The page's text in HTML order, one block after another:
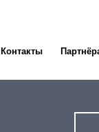
Контакты